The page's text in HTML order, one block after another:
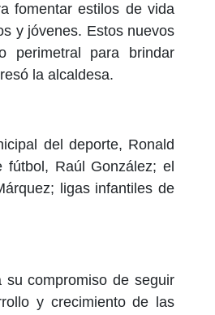
fomentar estilos de vida
y jóvenes. Estos nuevos
perimetral para brindar
la alcaldesa.
del deporte, Ronald
Raúl González; el
ligas infantiles de
compromiso de seguir
y crecimiento de las